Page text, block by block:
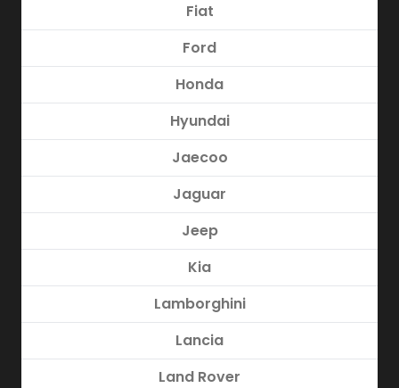
Fiat
Ford
Honda
Hyundai
Jaecoo
Jaguar
Jeep
Kia
Lamborghini
Lancia
Land Rover